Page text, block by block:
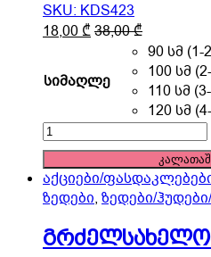
SKU: KDS423
18,00₾38,00₾This
product
has
multiple
variants.
The
options
may
be
chosen
on
the
სიმაღლე
90 სმ
100 სმ
110 სმ
120 სმ
გრძელსახელოებიანი
ზედა
quantity
აქციები/
ზედები, ზედები/